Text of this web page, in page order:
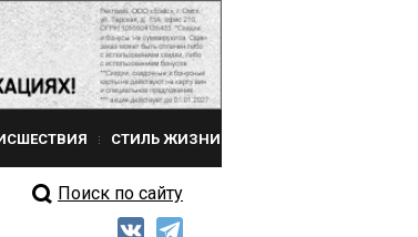
СТИЛЬ ЖИЗНИ
Поиск по сайту